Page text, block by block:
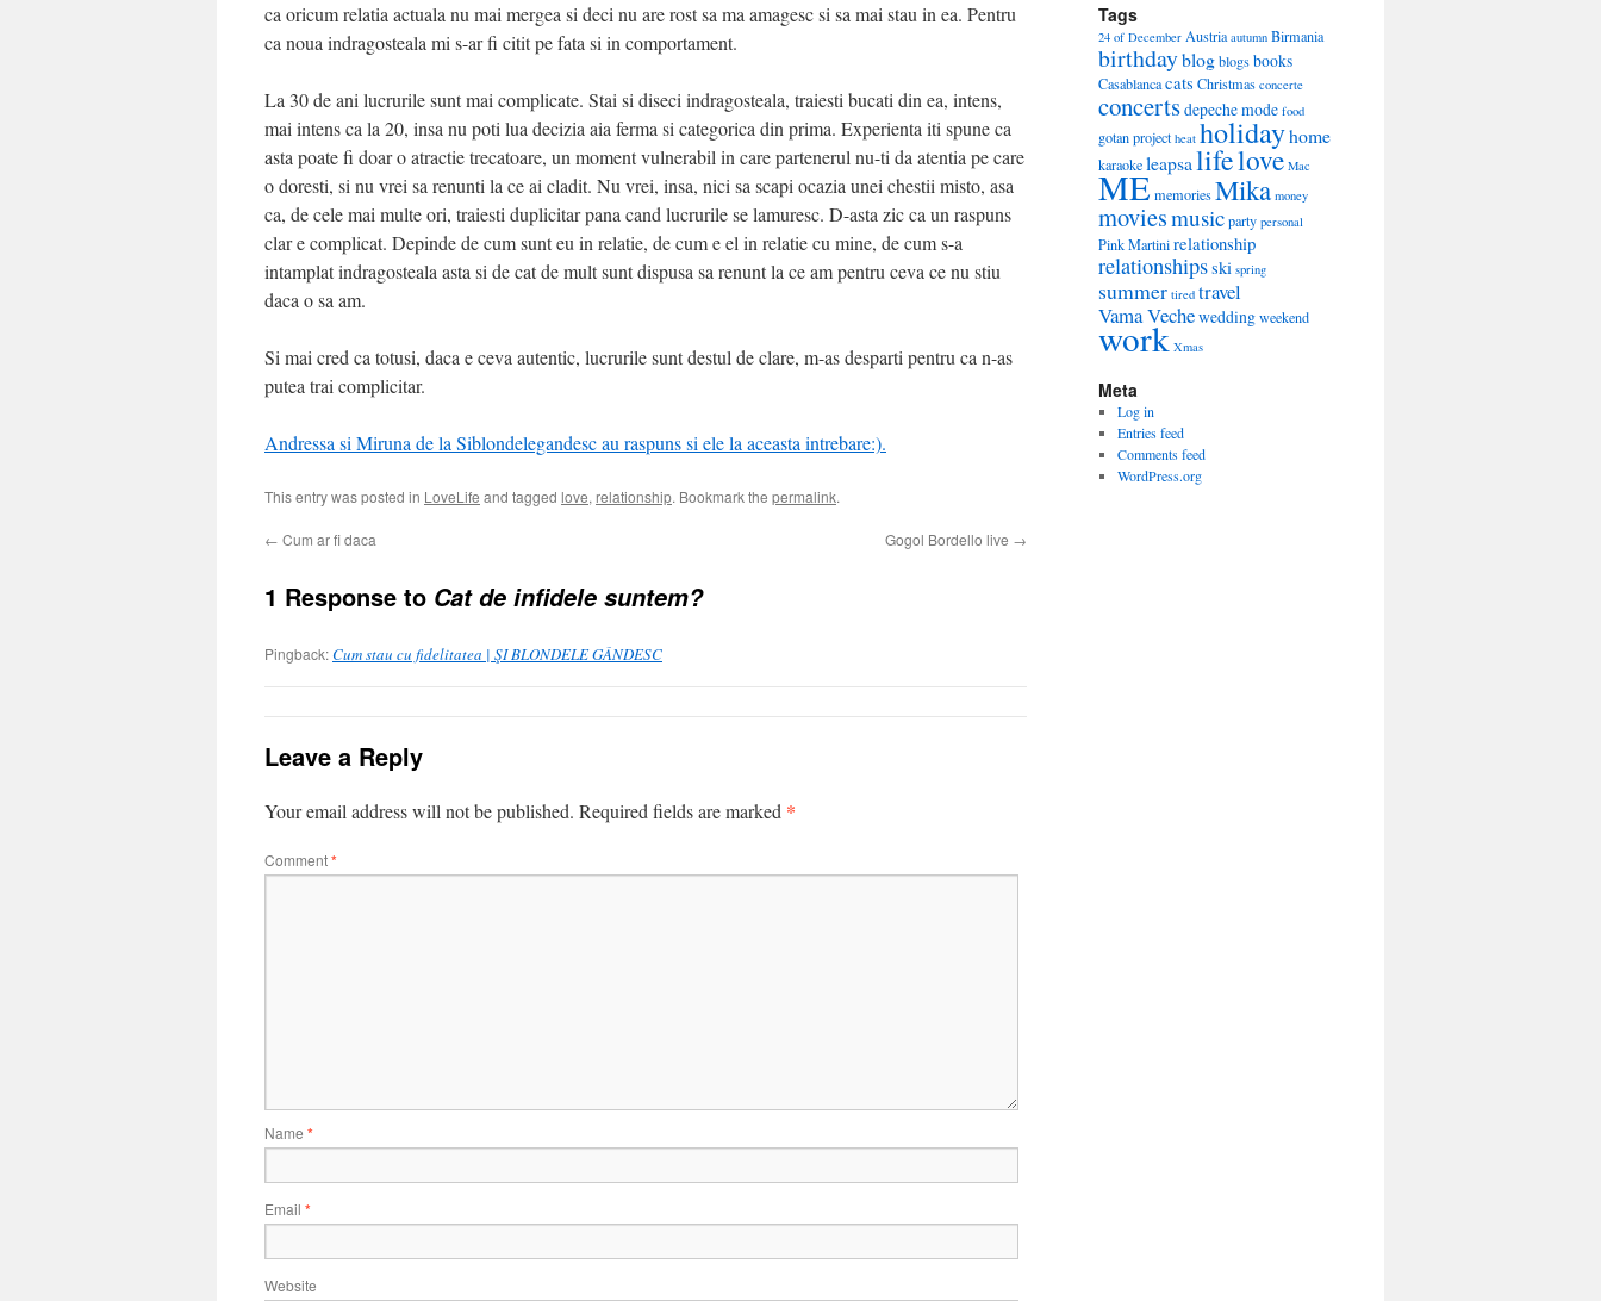
ca oricum relatia actuala nu mai mergea si deci nu are rost sa ma amagesc si sa mai stau in ea. Pentru
ca noua indragosteala mi s-ar fi citit pe fata si in comportament.
La 30 de ani lucrurile sunt mai complicate. Stai si diseci indragosteala, traiesti bucati din ea, intens,
mai intens ca la 20, insa nu poti lua decizia aia ferma si categorica din prima. Experienta iti spune ca
asta poate fi doar o atractie trecatoare, un moment vulnerabil in care partenerul nu-ti da atentia pe care
o doresti, si nu vrei sa renunti la ce ai cladit. Nu vrei, insa, nici sa scapi ocazia unei chestii misto, asa
ca, de cele mai multe ori, traiesti duplicitar pana cand lucrurile se lamuresc. D-asta zic ca un raspuns
clar e complicat. Depinde de cum sunt eu in relatie, de cum e el in relatie cu mine, de cum s-a
intamplat indragosteala asta si de cat de mult sunt dispusa sa renunt la ce am pentru ceva ce nu stiu
daca o sa am.
Si mai cred ca totusi, daca e ceva autentic, lucrurile sunt destul de clare, m-as desparti pentru ca n-as
putea trai complicitar.
Andressa si Miruna de la Siblondelegandesc au raspuns si ele la aceasta intrebare:).
This entry was posted in LoveLife and tagged love, relationship. Bookmark the permalink.
← Cum ar fi daca Gogol Bordello live →
1 Response to Cat de infidele suntem?
Pingback:Cum stau cu fidelitatea | ŞI BLONDELE GÂNDESC
Leave a Reply
Your email address will not be published. Required fields are marked *
Comment*
Name *
Email *
Website
Tags
24 of December Austria autumn Birmania
birthdayblogblogsbooks
Casablancacats Christmas concerte
concertsdepeche mode food
gotan project heat holidayhome
karaokeleapsalifelove Mac
MEmemoriesMika money
moviesmusicparty personal
Pink Martinirelationship
relationshipsski spring
summer tired travel
Vama Vecheweddingweekend
work Xmas
Meta
Log in
Entries feed
Comments feed
WordPress.org